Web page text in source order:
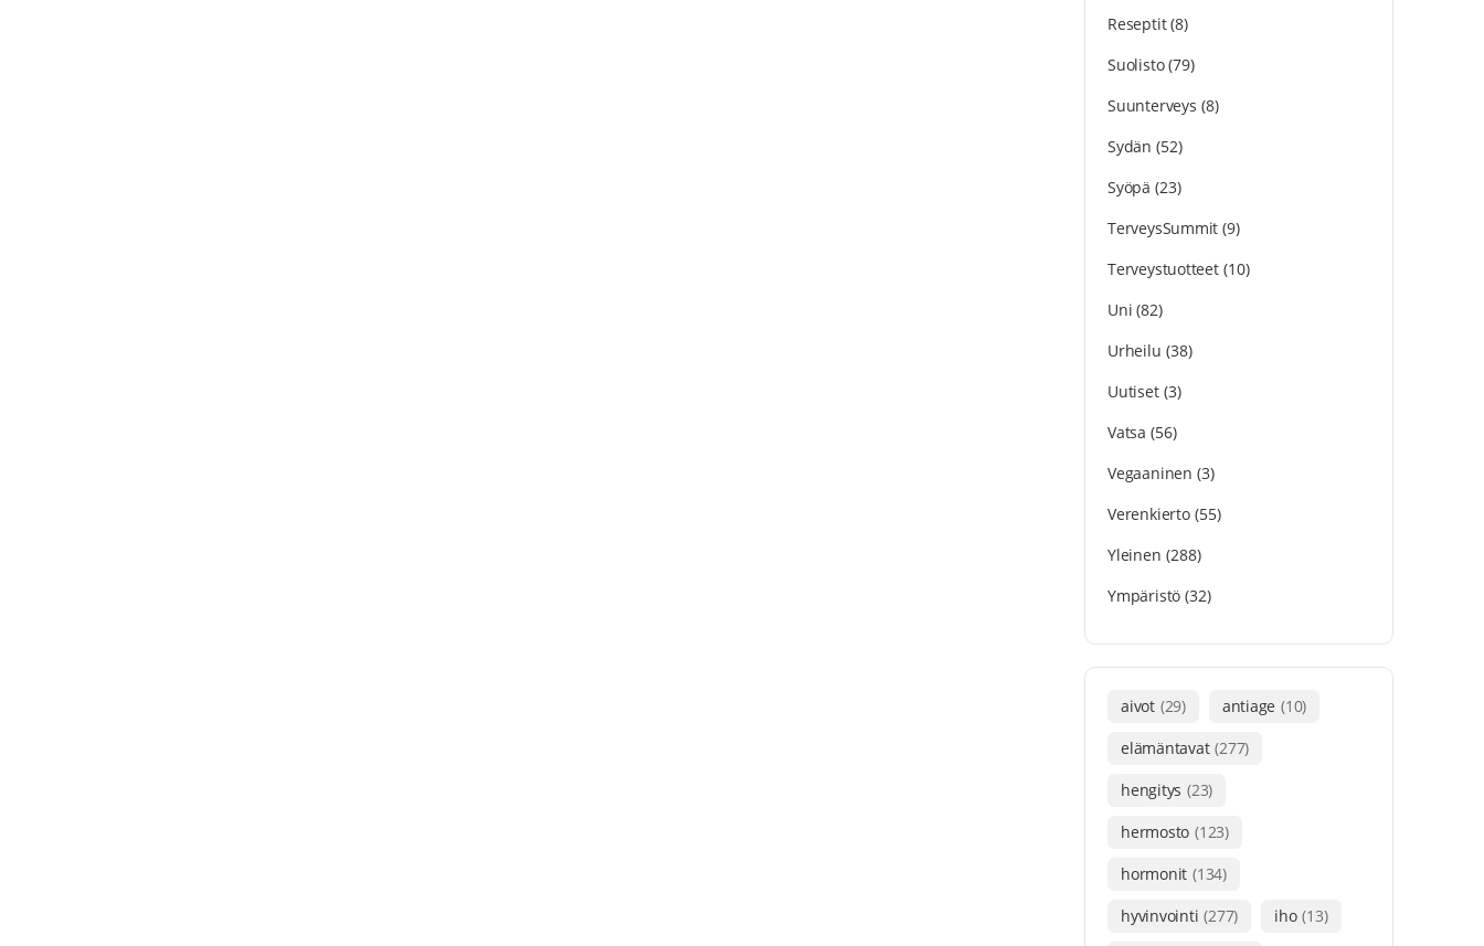
Reseptit(8)
Suolisto(79)
Suunterveys (8)
Sydän (52)
Syöpä (23)
TerveysSummit (9)
Terveystuotteet(10)
Uni (82)
Urheilu (38)
Uutiset(3)
Vatsa (56)
Vegaaninen (3)
Verenkierto(55)
Yleinen (288)
Ympäristö (32)
aivot (29) antiage (10)
elämäntavat (277)
hengitys (23)
hermosto (123)
hormonit (134)
hyvinvointi (277) iho (13)